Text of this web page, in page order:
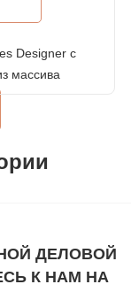
Designer с
массива
ДЕЛОВОЙ
К НАМ НА